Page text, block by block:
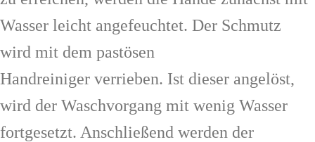
Wasser leicht angefeuchtet. Der Schmutz
wird mit dem pastösen
Handreiniger verrieben. Ist dieser angelöst,
wird der Waschvorgang mit wenig Wasser
fortgesetzt. Anschließend werden der